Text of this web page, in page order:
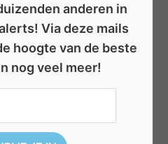
anderen in
Via deze mails
hoogte van de beste
nog veel meer!